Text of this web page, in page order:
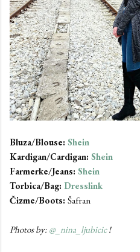
Bluza/Blouse: Shein
Kardigan/Cardigan: Shein
Farmerke/Jeans: Shein
Torbica/Bag: Dresslink
Čizme/Boots: Šafran
Photos by: @_nina_ljubicic !